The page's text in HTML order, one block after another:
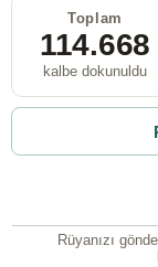
Toplam
114.668
kalbe dokunuldu
Rüyanızı